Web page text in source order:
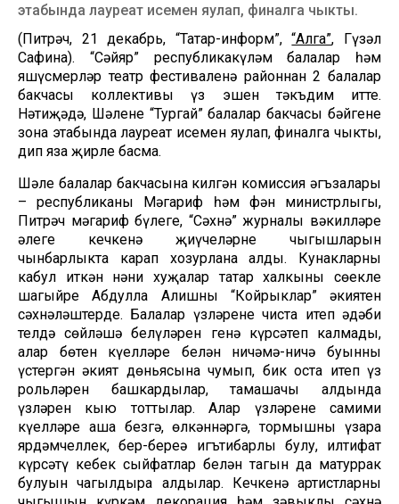
этабында лауреат исемен яулап, финалга чыкты.
(Питрәч, 21 декабрь, “Татар-информ”,“Алга”, Гүзәл
Сафина). “Сәйяр” республикакүләм балалар һәм
яшүсмерләр театр фестиваленә районнан 2 балалар
бакчасы коллективы үз эшен тәкъдим итте.
Нәтиҗәдә, Шәленең “Тургай” балалар бакчасы бәйгенең
зона этабында лауреат исемен яулап, финалга чыкты,
дип яза җирле басма.
Шәле балалар бакчасына килгән комиссия әгъзалары
– республиканың Мәгариф һәм фән министрлыгы,
Питрәч мәгариф бүлеге, “Сәхнә” журналы вәкилләре
әлеге кечкенә җиңүчеләрнең чыгышларын
чынбарлыкта карап хозурлана алды. Кунакларны
кабул иткән нәни хуҗалар татар халкының сөекле
шагыйре Абдулла Алишның “Койрыклар” әкиятен
сәхнәләштерде. Балалар үзләренең чиста итеп әдәби
телдә сөйләшә белүләрен генә күрсәтеп калмады,
алар бөтен күңелләре белән ничәмә-ничә буынны
үстергән әкият дөньясына чумып, бик оста итеп үз
рольләрен башкардылар, тамашачы алдында
үзләрен кыю тоттылар. Алар үзләренең самими
күңелләре аша безгә, өлкәннәргә, тормышның үзара
ярдәмчеллек, бер-береңә игътибарлы булу, илтифат
күрсәтү кебек сыйфатлар белән тагын да матуррак
булуын чагылдыра алдылар. Кечкенә артистларның